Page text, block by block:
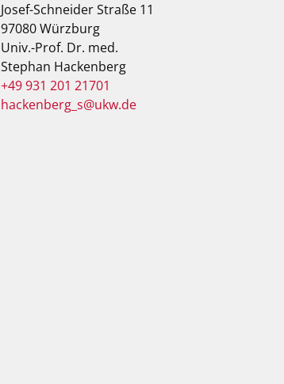
Josef-Schneider Straße 11
97080 Würzburg
Univ.-Prof. Dr. med.
Stephan Hackenberg
+49 931 201 21701
hackenberg_s@ukw.de